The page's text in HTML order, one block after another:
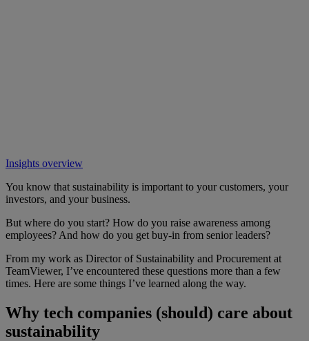
Insights overview
You know that sustainability is important to your customers, your
investors, and your business.
But where do you start? How do you raise awareness among
employees? And how do you get buy-in from senior leaders?
From my work as Director of Sustainability and Procurement at
TeamViewer, I’ve encountered these questions more than a few
times. Here are some things I’ve learned along the way.
Why tech companies (should) care about
sustainability